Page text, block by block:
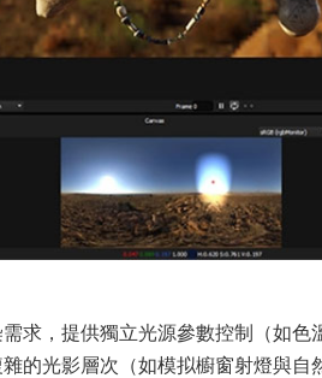
求，提供獨立光源參數控制（如
的光影層次（如模拟櫥窗射燈與自